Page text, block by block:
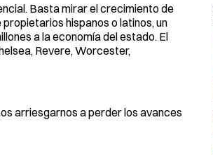
Basta mirar el crecimiento de
hispanos o latinos, un
a la economía del estado. El
Revere, Worcester,
arriesgarnos a perder los avances